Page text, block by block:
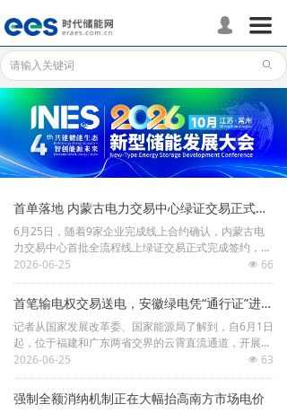
끀
首页
储能分会
储能政策
储能应用
储能技术
标准体系
行业动态
企业动态
国际储能
数据统计
넙
ꄙ
首单落地 内蒙古电力交易中心绿证交易正式开市
6月25日，随着9家企业完成线上合约确认，内蒙古电
力交易中心首批全流程线上绿证交易正式完成签约，成
交绿证27.6万张，标志着蒙西电力市场完整打通了绿电
生产、溯源认证、价值变现的全链条，这也是继2024
年取得绿电交易资质、交易规模领先全国省级电力市场
之后，自治区积极融入全国电力市场、加快建设新型能
源体系的又一重大里程碑。国家能源局华北监管局、内
蒙古电力集团相关领导，以及区内重点发用电企业相关
领导和客户代表共同见证签约。
넶 66
2026-06-25
首笔输电权交易送电，安徽绿电凭“通行证”进广东！
记者从国家发展改革委、国家能源局了解到，自6月1日
起，位于福建和广东两省交界的云霄直流通道，开展输
电权市场化交易。为各类经营主体平等参与交易、高效
使用通道提供实现路径。
넶 63
2026-06-25
强制全额消纳机制正在大幅抬高南方市场电价